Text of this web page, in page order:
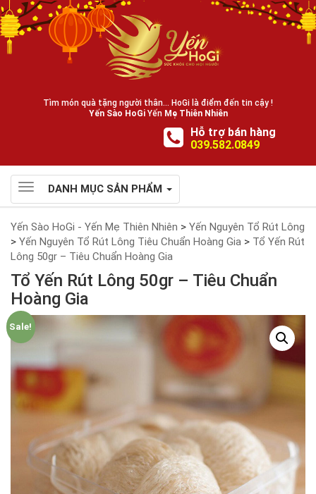
Tìm món quà tặng người thân... HoGi là điểm đến tin cậy !
Yến Sào HoGiYến Mẹ Thiên Nhiên
Hỗ trợ bán hàng
039.582.0849
DANH MỤC SẢN PHẨM
Toggle
navigation
Yến Sào HoGi - Yến Mẹ Thiên Nhiên > Yến Nguyên Tổ Rút Lông
> Yến Nguyên Tổ Rút Lông Tiêu Chuẩn Hoàng Gia > Tổ Yến Rút
Lông 50gr – Tiêu Chuẩn Hoàng Gia
Tổ Yến Rút Lông 50gr – Tiêu Chuẩn
Hoàng Gia
Sale!